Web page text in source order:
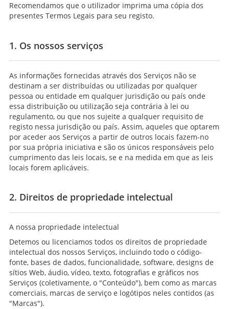
Recomendamos que o utilizador imprima uma cópia dos
presentes Termos Legais para seu registo.
1. Os nossos serviços
As informações fornecidas através dos Serviços não se
destinam a ser distribuídas ou utilizadas por qualquer
pessoa ou entidade em qualquer jurisdição ou país onde
essa distribuição ou utilização seja contrária à lei ou
regulamento, ou que nos sujeite a qualquer requisito de
registo nessa jurisdição ou país. Assim, aqueles que optarem
por aceder aos Serviços a partir de outros locais fazem-no
por sua própria iniciativa e são os únicos responsáveis pelo
cumprimento das leis locais, se e na medida em que as leis
locais forem aplicáveis.
2. Direitos de propriedade intelectual
A nossa propriedade intelectual
Detemos ou licenciamos todos os direitos de propriedade
intelectual dos nossos Serviços, incluindo todo o código-
fonte, bases de dados, funcionalidade, software, designs de
sítios Web, áudio, vídeo, texto, fotografias e gráficos nos
Serviços (coletivamente, o "Conteúdo"), bem como as marcas
comerciais, marcas de serviço e logótipos neles contidos (as
"Marcas").